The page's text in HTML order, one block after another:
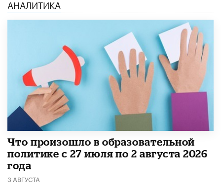
АНАЛИТИКА
​Что произошло в образовательной
политике с 27 июля по 2 августа 2026
года
3 АВГУСТА